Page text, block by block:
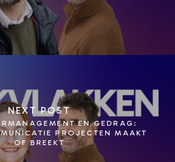
NEXT POST
EN GEDRAG:
PROJECTEN MAAKT
OF BREEKT